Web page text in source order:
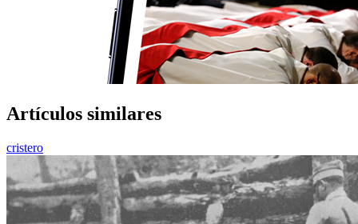
Artículos similares
cristero